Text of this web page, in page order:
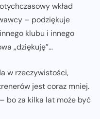
wkład
– podziękuje
klubu i innego
„dziękuję”…
w rzeczywistości,
jest coraz mniej.
bo za kilka lat może być